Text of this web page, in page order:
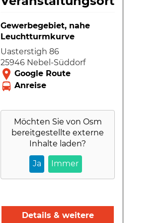
Gewerbegebiet, nahe
Leuchtturmkurve
Uasterstigh 86
25946 Nebel-Süddorf
Möchten Sie von Osm
bereitgestellte externe
Inhalte laden?
Ja Immer
Details & weitere